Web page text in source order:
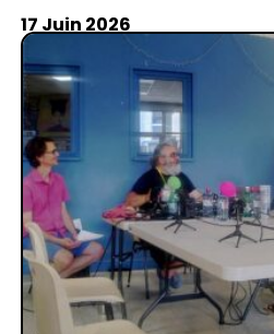
17 Juin 2026